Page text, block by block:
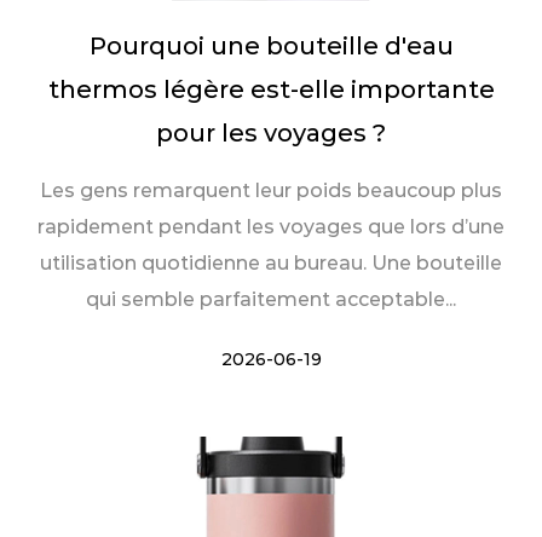
Pourquoi une bouteille d'eau
thermos légère est-elle importante
pour les voyages ?
Les gens remarquent leur poids beaucoup plus
rapidement pendant les voyages que lors d’une
utilisation quotidienne au bureau. Une bouteille
qui semble parfaitement acceptable...
2026-06-19